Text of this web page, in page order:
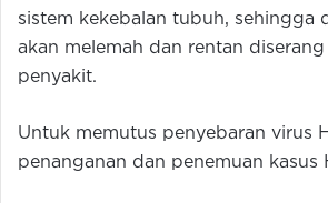
sistem kekebalan tubuh, sehingga
akan melemah dan rentan
penyakit.
Untuk memutus penyebaran virus
penanganan dan penemuan kasus